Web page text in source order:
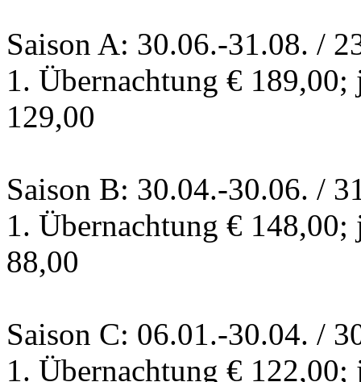
Saison A: 30.06.-31.08. /
1. Übernachtung €
129,00
Saison B: 30.04.-30.06. /
1. Übernachtung €
88,00
Saison C: 06.01.-30.04. /
1. Übernachtung €